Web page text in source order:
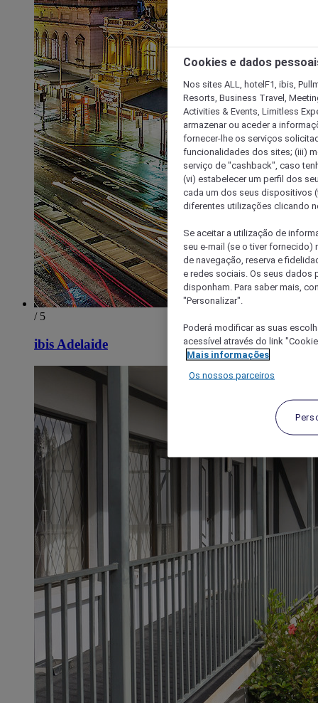
/ 5
ibis Adelaide
Cookies e dados
Nos sites ALL, hotelF1, ibis,
Resorts, Business Travel,
Activities & Events, Limitless
armazenar ou aceder a
fornecer-lhe os serviços
funcionalidades dos sites; (iii)
serviço de "cashback", caso
(vi) estabelecer um perfil dos
cada um dos seus dispositivos
diferentes utilizações clicando
Se aceitar a utilização de
seu e-mail (se o tiver
de navegação, reserva e
e redes sociais. Os seus dados
disponham. Para saber mais,
"Personalizar".
Poderá modificar as suas
acessível através do link
Mais informações
Os nossos parceiros